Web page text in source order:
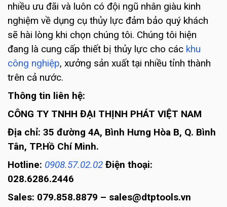
nhiều ưu đãi và luôn có đội ngũ nhân giàu kinh
nghiệm về dụng cụ thủy lực đảm bảo quý khách
sẽ hài lòng khi chọn chúng tôi. Chúng tôi hiện
đang là cung cấp thiết bị thủy lực cho các khu
công nghiệp, xưởng sản xuất tại nhiều tỉnh thành
trên cả nước.
Thông tin liên hệ:
CÔNG TY TNHH ĐẠI THỊNH PHÁT VIỆT NAM
Địa chỉ: 35 đường 4A, Bình Hưng Hòa B, Q. Bình
Tân, TP.Hồ Chí Minh.
Hotline: 0908.57.02.02 Điện thoại:
028.6286.2446
Sales: 079.858.8879 – sales@dtptools.vn